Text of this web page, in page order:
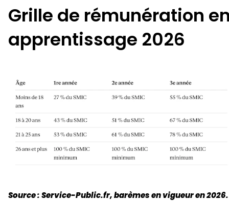
Grille de rémunération
apprentissage 2026
Source : Service-Public.fr, barèmes en vigueur en 2026.